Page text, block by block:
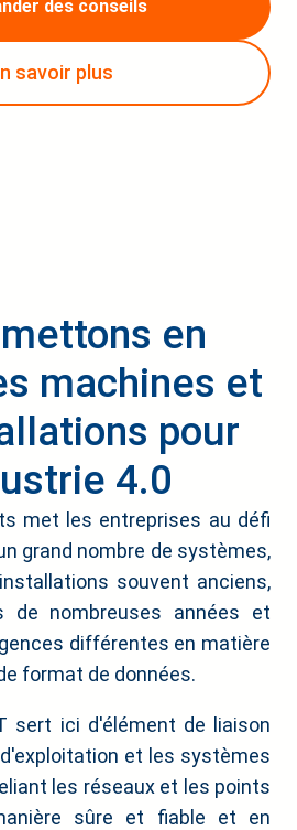
des conseils
savoir plus
en
machines et
pour
4.0
met les entreprises au défi
grand nombre de systèmes,
souvent anciens,
de nombreuses années et
différentes en matière
format de données.
sert ici d'élément de liaison
et les systèmes
les réseaux et les points
sûre et fiable et en